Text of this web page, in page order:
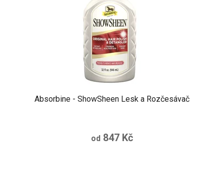
Absorbine - ShowSheen Lesk a Rozčesávač
od 847 Kč